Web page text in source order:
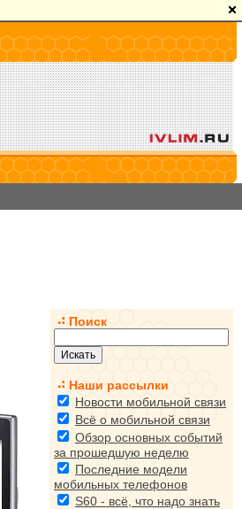
Поиск
Наши рассылки
Новости мобильной связи
Всё о мобильной связи
Обзор основных событий
за прошедшую неделю
Последние модели
мобильных телефонов
S60 - всё, что надо знать